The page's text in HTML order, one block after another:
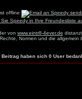
von www.eintr8-4ever.de
Normen und die
Beitrag haben sich 0 User